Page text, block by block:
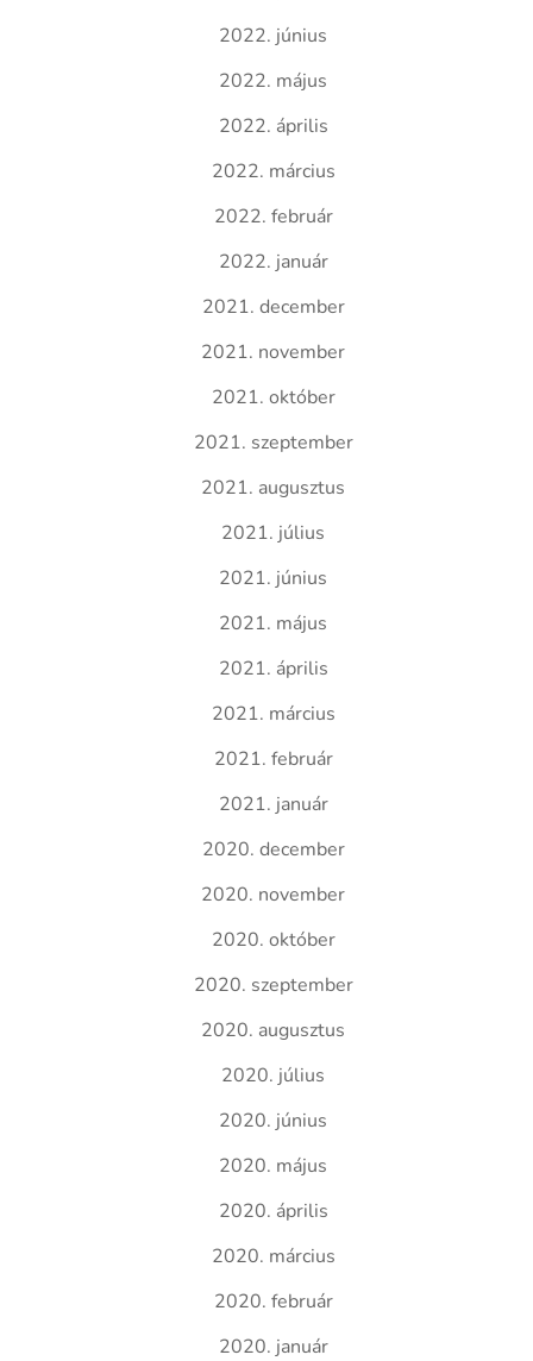
2022. június
2022. május
2022. április
2022. március
2022. február
2022. január
2021. december
2021. november
2021. október
2021. szeptember
2021. augusztus
2021. július
2021. június
2021. május
2021. április
2021. március
2021. február
2021. január
2020. december
2020. november
2020. október
2020. szeptember
2020. augusztus
2020. július
2020. június
2020. május
2020. április
2020. március
2020. február
2020. január